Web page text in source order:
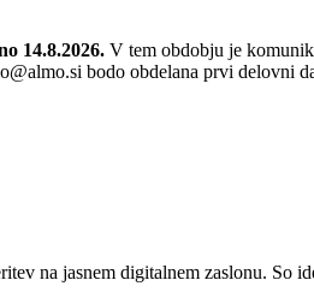
14.8.2026. V tem obdobju je
bodo obdelana prvi delovni
na jasnem digitalnem zaslonu.